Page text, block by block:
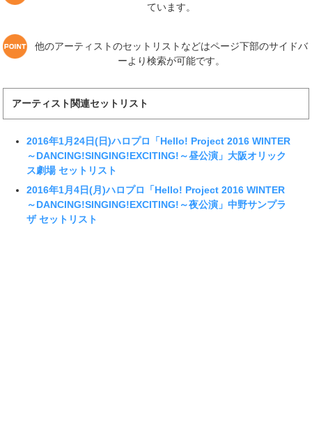
ています。
他のアーティストのセットリストなどはページ下部のサイドバ
ーより検索が可能です。
アーティスト関連セットリスト
2016年1月24日(日)ハロプロ「Hello! Project 2016 WINTER
～DANCING!SINGING!EXCITING!～昼公演」大阪オリック
ス劇場 セットリスト
2016年1月4日(月)ハロプロ「Hello! Project 2016 WINTER
～DANCING!SINGING!EXCITING!～夜公演」中野サンプラ
ザ セットリスト